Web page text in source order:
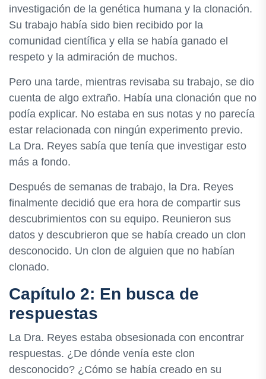
investigación de la genética humana y la clonación.
Su trabajo había sido bien recibido por la
comunidad científica y ella se había ganado el
respeto y la admiración de muchos.
Pero una tarde, mientras revisaba su trabajo, se dio
cuenta de algo extraño. Había una clonación que no
podía explicar. No estaba en sus notas y no parecía
estar relacionada con ningún experimento previo.
La Dra. Reyes sabía que tenía que investigar esto
más a fondo.
Después de semanas de trabajo, la Dra. Reyes
finalmente decidió que era hora de compartir sus
descubrimientos con su equipo. Reunieron sus
datos y descubrieron que se había creado un clon
desconocido. Un clon de alguien que no habían
clonado.
Capítulo 2: En busca de
respuestas
La Dra. Reyes estaba obsesionada con encontrar
respuestas. ¿De dónde venía este clon
desconocido? ¿Cómo se había creado en su